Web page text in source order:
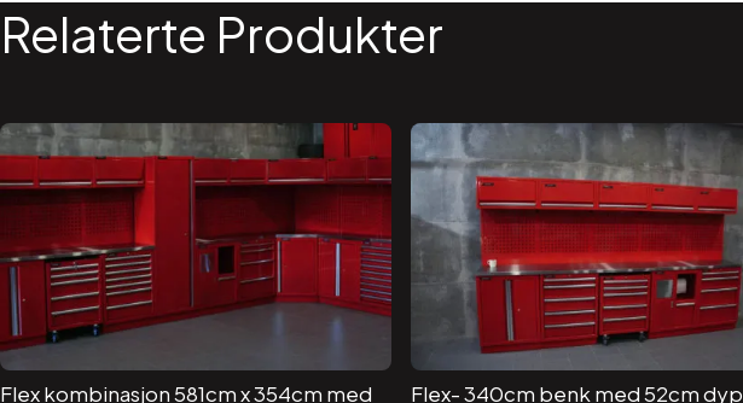
Relaterte Produkter
Flex kombinasjon 581cm x 354cm med Flex- 340cm benk med 52cm dyp